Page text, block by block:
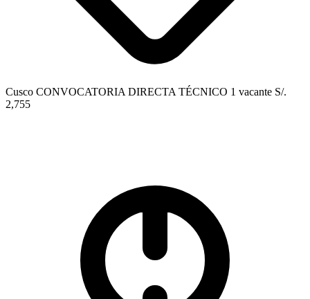
Cusco CONVOCATORIA DIRECTA TÉCNICO 1 vacante S/.
2,755